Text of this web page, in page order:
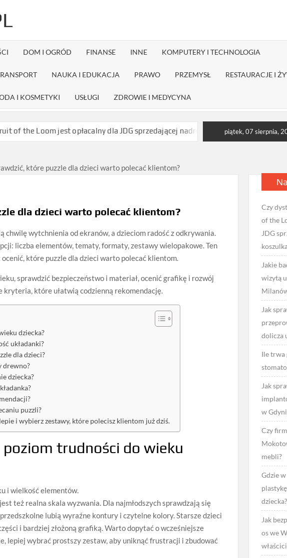
DOM I OGRÓD FINANSE INNE KOMPUTERY I TECHNOLOGIA
NAUKA I EDUKACJA PRAWO PRZEMYSŁ RESTAURACJE I
I KOSMETYKI USŁUGI ZDROWIE I MEDYCYNA
jest opłacalny dla JDG sprzedającej nadruki na koszulkach? Jakie badania
piątek, 07 sierpnia,
które puzzle dla dzieci warto polecać klientom?
dla dzieci warto polecać klientom?
chwilę wytchnienia od ekranów, a dzieciom radość z odkrywania.
liczba elementów, tematy, formaty, zestawy wielopakowe. Ten
które puzzle dla dzieci warto polecać klientom.
sprawdzić bezpieczeństwo i materiał, ocenić grafikę i rozwój
które ułatwią codzienną rekomendację.
dziecka?
układanki?
dla dzieci?
drewno?
dziecka?
puzzli?
i wybierz zestawy, które polecisz klientom już dziś.
poziom trudności do wieku
i wielkość elementów.
też realna skala wyzwania. Dla najmłodszych sprawdzają się
lubią wyraźne kontury i czytelne kolory. Starsze dzieci
i bardziej złożoną grafiką. Warto dopytać o wcześniejsze
lepiej wybrać prostszy zestaw, aby uniknąć frustracji i zbudować
Czy
of the
JDG
Jakie
wizytą
Jak
dolicza
Ile trwa
Jak
w
Czy
mebli?
Gdzie
dziecka?
Jak
os we